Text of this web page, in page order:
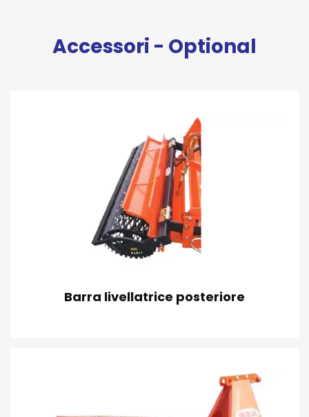
Accessori - Optional
Barra livellatrice posteriore